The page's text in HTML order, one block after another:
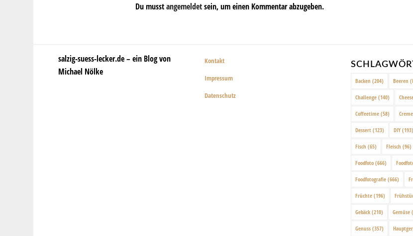
Du musstangemeldetsein, um einen Kommentar abzugeben.
salzig-suess-lecker.de – ein Blog von
Michael Nölke
Kontakt
Impressum
Datenschutz
Backen (204) Beeren
Challenge (140)
Coffeetime (58) Creme
Dessert (123) DIY (193)
Fisch (65) Fleisch (96)
Foodfoto (666)
Foodfotografie (666)
Früchte (196)
Gebäck (210) Gemüse
Genuss (357)